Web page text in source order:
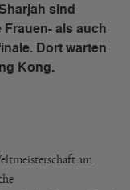
sind
als auch
Dort warten
Kong.
am